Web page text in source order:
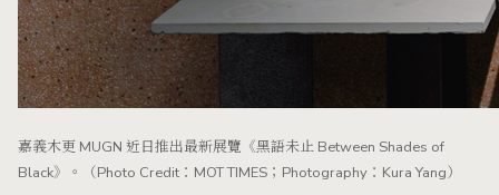
嘉義木更 MUGN 近日推出最新展覽《黑語未止 Between Shades of
Black》。（Photo Credit：MOT TIMES；Photography：Kura Yang）